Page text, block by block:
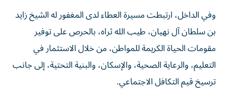
وفي الداخل، ارتبطت مسيرة العطاء لدى المغفور له الشيخ زايد
بن سلطان آل نهيان، طيب الله ثراه، بالحرص على توفير
مقومات الحياة الكريمة للمواطن، من خلال الاستثمار في
التعليم، والرعاية الصحية، والإسكان، والبنية التحتية، إلى جانب
ترسيخ قيم التكافل الاجتماعي.